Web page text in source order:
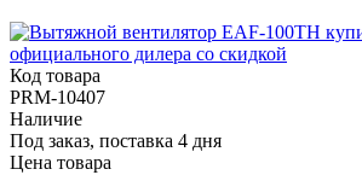
Код товара
PRM-10407
Наличие
Под заказ, поставка 4 дня
Цена товара